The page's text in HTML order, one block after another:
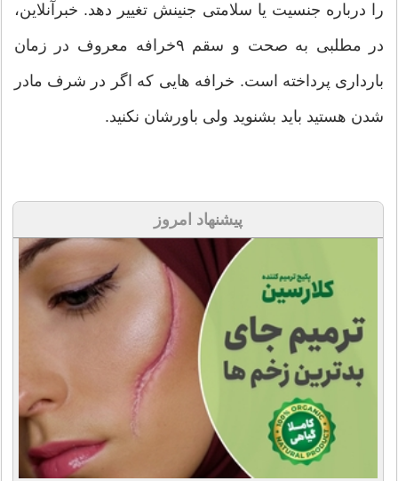
را درباره جنسیت یا سلامتی جنینش تغییر دهد. خبرآنلاین،
در مطلبی به صحت و سقم ۹خرافه معروف در زمان
بارداری پرداخته است. خرافه هایی که اگر در شرف مادر
شدن هستید باید بشنوید ولی باورشان نکنید.
پیشنهاد امروز